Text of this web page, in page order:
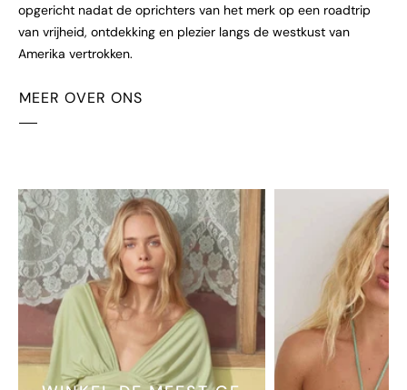
opgericht nadat de oprichters van het merk op een roadtrip
van vrijheid, ontdekking en plezier langs de westkust van
Amerika vertrokken.
MEER OVER ONS